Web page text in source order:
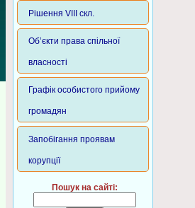
Рішення VIII скл.
Об’єкти права спільної
власності
Графік особистого прийому
громадян
Запобігання проявам
корупції
Пошук на сайті: